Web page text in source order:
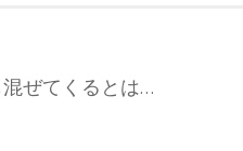
ぜてくるとは…